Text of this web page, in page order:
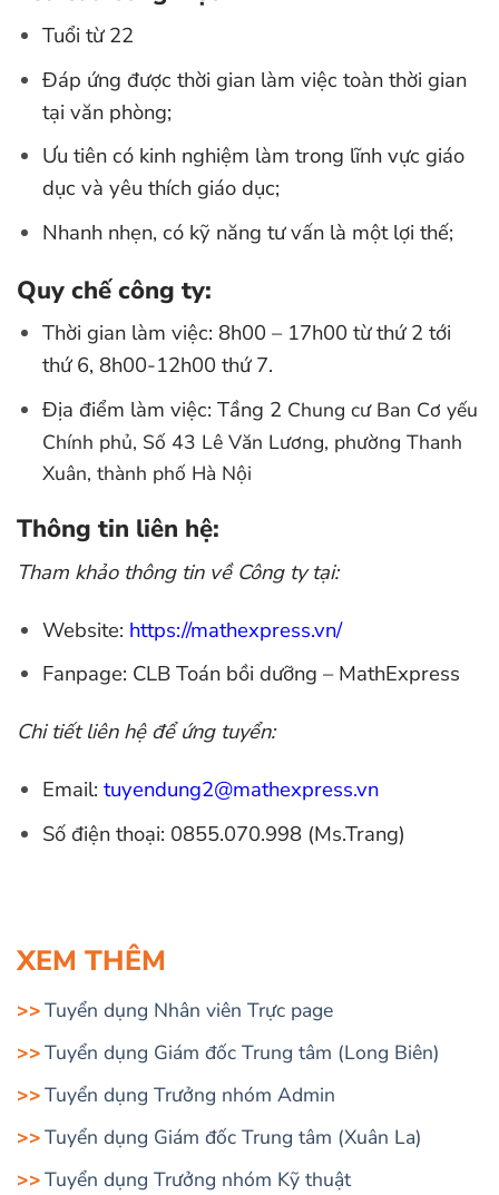
Tuổi từ 22
Đáp ứng được thời gian làm việc toàn thời gian
tại văn phòng;
Ưu tiên có kinh nghiệm làm trong lĩnh vực giáo
dục và yêu thích giáo dục;
Nhanh nhẹn, có kỹ năng tư vấn là một lợi thế;
Quy chế công ty:
Thời gian làm việc: 8h00 – 17h00 từ thứ 2 tới
thứ 6, 8h00-12h00 thứ 7.
Địa điểm làm việc: Tầng 2 Chung cư Ban Cơ yếu
Chính phủ, Số 43 Lê Văn Lương, phường Thanh
Xuân, thành phố Hà Nội
Thông tin liên hệ:
Tham khảo thông tin về Công ty tại:
Website: https://mathexpress.vn/
Fanpage: CLB Toán bồi dưỡng – MathExpress
Chi tiết liên hệ để ứng tuyển:
Email: tuyendung2@mathexpress.vn
Số điện thoại: 0855.070.998 (Ms.Trang)
XEM THÊM
Tuyển dụng Nhân viên Trực page
Tuyển dụng Giám đốc Trung tâm (Long Biên)
Tuyển dụng Trưởng nhóm Admin
Tuyển dụng Giám đốc Trung tâm (Xuân La)
Tuyển dụng Trưởng nhóm Kỹ thuật